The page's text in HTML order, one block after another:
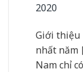
2020
Giới thiệu
nhất năm
Nam chỉ